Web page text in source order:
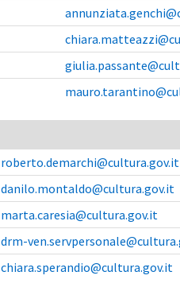
roberto.demarchi@cultura.gov.it
danilo.montaldo@cultura.gov.it
marta.caresia@cultura.gov.it
drm-
chiara.sperandio@cultura.gov.it